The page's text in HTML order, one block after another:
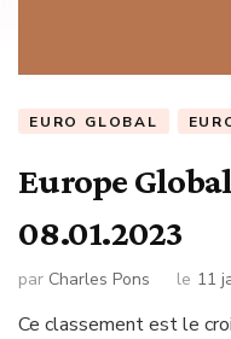
EURO GLOBAL
Europe
08.01.2023
par Charles Pons le 11
Ce classement est le